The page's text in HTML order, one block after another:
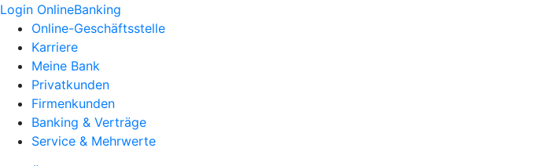
Login OnlineBanking
Online-Geschäftsstelle
Karriere
Meine Bank
Privatkunden
Firmenkunden
Banking & Verträge
Service & Mehrwerte